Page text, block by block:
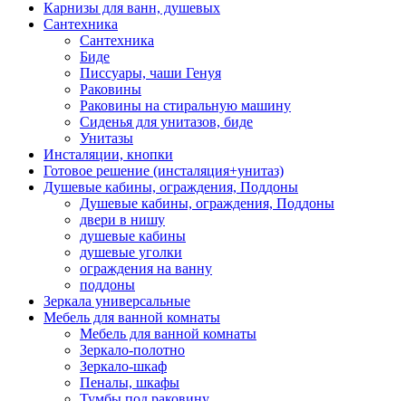
Карнизы для ванн, душевых
Сантехника
Сантехника
Биде
Писсуары, чаши Генуя
Раковины
Раковины на стиральную машину
Сиденья для унитазов, биде
Унитазы
Инсталяции, кнопки
Готовое решение (инсталяция+унитаз)
Душевые кабины, ограждения, Поддоны
Душевые кабины, ограждения, Поддоны
двери в нишу
душевые кабины
душевые уголки
ограждения на ванну
поддоны
Зеркала универсальные
Мебель для ванной комнаты
Мебель для ванной комнаты
Зеркало-полотно
Зеркало-шкаф
Пеналы, шкафы